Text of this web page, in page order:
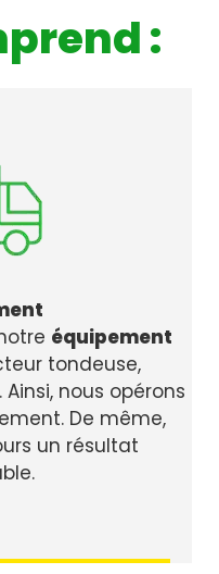
:
équipement
tondeuse,
nous opérons
De même,
un résultat